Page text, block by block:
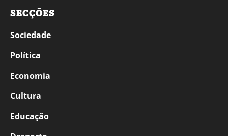
SECÇÕES
Sociedade
Política
Economia
Cultura
Educação